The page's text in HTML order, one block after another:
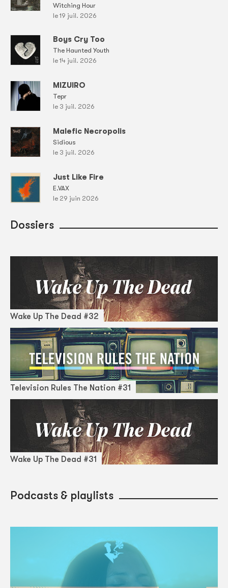
Witching Hour
le 19 juil. 2026
Boys Cry Too
The Haunted Youth
le 14 juil. 2026
MIZUIRO
Tepr
le 3 juil. 2026
Malefic Necropolis
Sidious
le 3 juil. 2026
Just Like Fire
E.VAX
le 29 juin 2026
Dossiers
Wake Up The Dead #32
Television Rules The Nation #31
Wake Up The Dead #31
Podcasts & playlists